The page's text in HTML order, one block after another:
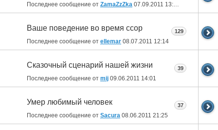
Последнее сообщение от ZamaZzZka 07.09.2011 13:03
Ваше поведение во время ссор
Последнее сообщение от ellemar 08.07.2011 12:14
129
Сказочный сценарий нашей жизни
Последнее сообщение от mij 09.06.2011 14:01
39
Умер любимый человек
Последнее сообщение от Sacura 08.06.2011 21:25
37